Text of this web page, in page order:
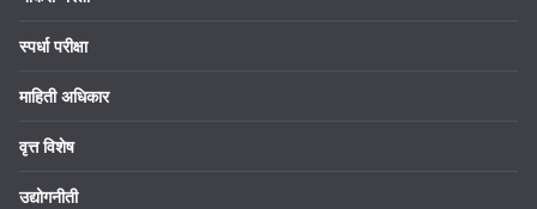
स्पर्धा परीक्षा
माहिती अधिकार
वृत्त विशेष
उद्योगनीती